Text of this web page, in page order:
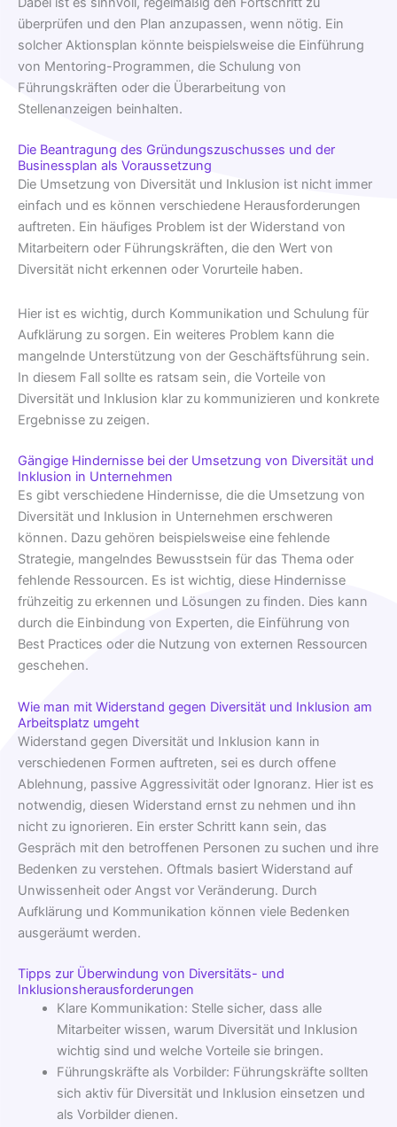
überprüfen und den Plan anzupassen, wenn nötig. Ein
solcher Aktionsplan könnte beispielsweise die Einführung
von Mentoring-Programmen, die Schulung von
Führungskräften oder die Überarbeitung von
Stellenanzeigen beinhalten.
Die Beantragung des Gründungszuschusses und der
Businessplan als Voraussetzung
Die Umsetzung von Diversität und Inklusion ist nicht immer
einfach und es können verschiedene Herausforderungen
auftreten. Ein häufiges Problem ist der Widerstand von
Mitarbeitern oder Führungskräften, die den Wert von
Diversität nicht erkennen oder Vorurteile haben.
Hier ist es wichtig, durch Kommunikation und Schulung für
Aufklärung zu sorgen. Ein weiteres Problem kann die
mangelnde Unterstützung von der Geschäftsführung sein.
In diesem Fall sollte es ratsam sein, die Vorteile von
Diversität und Inklusion klar zu kommunizieren und konkrete
Ergebnisse zu zeigen.
Gängige Hindernisse bei der Umsetzung von Diversität und
Inklusion in Unternehmen
Es gibt verschiedene Hindernisse, die die Umsetzung von
Diversität und Inklusion in Unternehmen erschweren
können. Dazu gehören beispielsweise eine fehlende
Strategie, mangelndes Bewusstsein für das Thema oder
fehlende Ressourcen. Es ist wichtig, diese Hindernisse
frühzeitig zu erkennen und Lösungen zu finden. Dies kann
durch die Einbindung von Experten, die Einführung von
Best Practices oder die Nutzung von externen Ressourcen
geschehen.
Wie man mit Widerstand gegen Diversität und Inklusion am
Arbeitsplatz umgeht
Widerstand gegen Diversität und Inklusion kann in
verschiedenen Formen auftreten, sei es durch offene
Ablehnung, passive Aggressivität oder Ignoranz. Hier ist es
notwendig, diesen Widerstand ernst zu nehmen und ihn
nicht zu ignorieren. Ein erster Schritt kann sein, das
Gespräch mit den betroffenen Personen zu suchen und ihre
Bedenken zu verstehen. Oftmals basiert Widerstand auf
Unwissenheit oder Angst vor Veränderung. Durch
Aufklärung und Kommunikation können viele Bedenken
ausgeräumt werden.
Tipps zur Überwindung von Diversitäts- und
Inklusionsherausforderungen
Klare Kommunikation: Stelle sicher, dass alle
Mitarbeiter wissen, warum Diversität und Inklusion
wichtig sind und welche Vorteile sie bringen.
Führungskräfte als Vorbilder: Führungskräfte sollten
sich aktiv für Diversität und Inklusion einsetzen und
als Vorbilder dienen.